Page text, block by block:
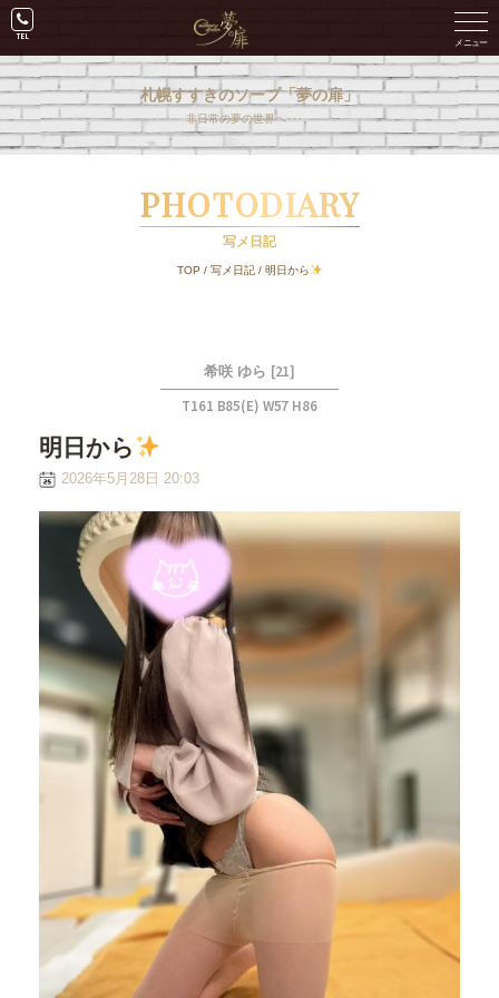
札幌すすきのソープ「夢の扉」
非日常の夢の世界へ･･･。
PHOTODIARY
写メ日記
TOP / 写メ日記/ 明日から
希咲 ゆら [21]
T161 B85(E) W57 H86
明日から
2026年5月28日 20:03